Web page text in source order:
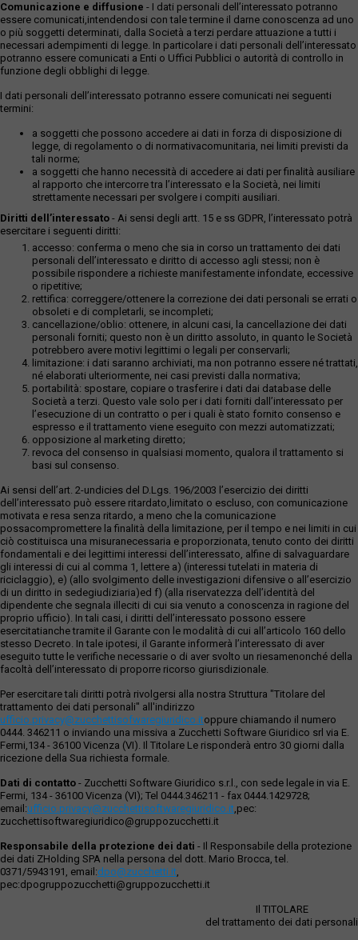
Comunicazione e diffusione - I dati personali dell’interessato potranno
essere comunicati,intendendosi con tale termine il darne conoscenza ad uno
o più soggetti determinati, dalla Società a terzi perdare attuazione a tutti i
necessari adempimenti di legge. In particolare i dati personali dell’interessato
potranno essere comunicati a Enti o Uffici Pubblici o autorità di controllo in
funzione degli obblighi di legge.
I dati personali dell’interessato potranno essere comunicati nei seguenti
termini:
a soggetti che possono accedere ai dati in forza di disposizione di
legge, di regolamento o di normativacomunitaria, nei limiti previsti da
tali norme;
a soggetti che hanno necessità di accedere ai dati per finalità ausiliare
al rapporto che intercorre tra l’interessato e la Società, nei limiti
strettamente necessari per svolgere i compiti ausiliari.
Diritti dell’interessato - Ai sensi degli artt. 15 e ss GDPR, l’interessato potrà
esercitare i seguenti diritti:
accesso: conferma o meno che sia in corso un trattamento dei dati
personali dell’interessato e diritto di accesso agli stessi; non è
possibile rispondere a richieste manifestamente infondate, eccessive
o ripetitive;
rettifica: correggere/ottenere la correzione dei dati personali se errati o
obsoleti e di completarli, se incompleti;
cancellazione/oblio: ottenere, in alcuni casi, la cancellazione dei dati
personali forniti; questo non è un diritto assoluto, in quanto le Società
potrebbero avere motivi legittimi o legali per conservarli;
limitazione: i dati saranno archiviati, ma non potranno essere né trattati,
né elaborati ulteriormente, nei casi previsti dalla normativa;
portabilità: spostare, copiare o trasferire i dati dai database delle
Società a terzi. Questo vale solo per i dati forniti dall’interessato per
l’esecuzione di un contratto o per i quali è stato fornito consenso e
espresso e il trattamento viene eseguito con mezzi automatizzati;
opposizione al marketing diretto;
revoca del consenso in qualsiasi momento, qualora il trattamento si
basi sul consenso.
Ai sensi dell’art. 2-undicies del D.Lgs. 196/2003 l’esercizio dei diritti
dell’interessato può essere ritardato,limitato o escluso, con comunicazione
motivata e resa senza ritardo, a meno che la comunicazione
possacompromettere la finalità della limitazione, per il tempo e nei limiti in cui
ciò costituisca una misuranecessaria e proporzionata, tenuto conto dei diritti
fondamentali e dei legittimi interessi dell’interessato, alfine di salvaguardare
gli interessi di cui al comma 1, lettere a) (interessi tutelati in materia di
riciclaggio), e) (allo svolgimento delle investigazioni difensive o all’esercizio
di un diritto in sedegiudiziaria)ed f) (alla riservatezza dell’identità del
dipendente che segnala illeciti di cui sia venuto a conoscenza in ragione del
proprio ufficio). In tali casi, i diritti dell’interessato possono essere
esercitatianche tramite il Garante con le modalità di cui all’articolo 160 dello
stesso Decreto. In tale ipotesi, il Garante informerà l’interessato di aver
eseguito tutte le verifiche necessarie o di aver svolto un riesamenonché della
facoltà dell’interessato di proporre ricorso giurisdizionale.
Per esercitare tali diritti potrà rivolgersi alla nostra Struttura "Titolare del
trattamento dei dati personali" all'indirizzo
ufficio.privacy@zucchettisofwaregiuridico.itoppure chiamando il numero
0444. 346211 o inviando una missiva a Zucchetti Software Giuridico srl via E.
Fermi,134 - 36100 Vicenza (VI). Il Titolare Le risponderà entro 30 giorni dalla
ricezione della Sua richiesta formale.
Dati di contatto - Zucchetti Software Giuridico s.r.l., con sede legale in via E.
Fermi, 134 - 36100 Vicenza (VI); Tel 0444.346211 - fax 0444.1429728;
email:ufficio.privacy@zucchettisoftwaregiuridico.it,pec:
zucchettisoftwaregiuridico@gruppozucchetti.it
Responsabile della protezione dei dati - Il Responsabile della protezione
dei dati ZHolding SPA nella persona del dott. Mario Brocca, tel.
0371/5943191, email:dpo@zucchetti.it,
pec:dpogruppozucchetti@gruppozucchetti.it
Il TITOLARE
del trattamento dei dati personali